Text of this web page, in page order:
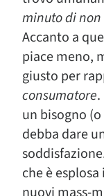
minuto di
Accanto a
piace meno,
giusto per
consumatore
un bisogno
debba dare
che è